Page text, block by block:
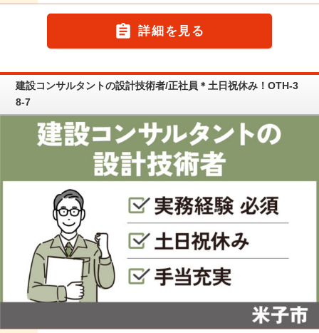
 詳細を見る
建設コンサルタントの設計技術者/正社員＊土日祝休み！OTH-3
8-7